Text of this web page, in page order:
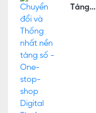
Tảng...